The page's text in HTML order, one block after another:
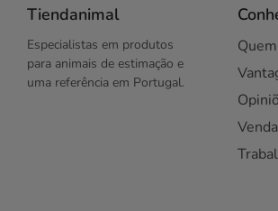
Tiendanimal
Especialistas em produtos
para animais de estimação e
uma referência em Portugal.